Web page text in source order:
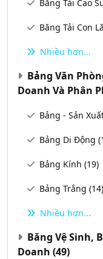
Băng Tải Cao
Băng Tải Con
Nhiều hơn...
Bảng Văn
Doanh Và Phân
Bảng - Sản
Bảng Di Động
Bảng Kính (19)
Bảng Trắng (14)
Nhiều hơn...
Băng Vệ Sinh,
Doanh (49)